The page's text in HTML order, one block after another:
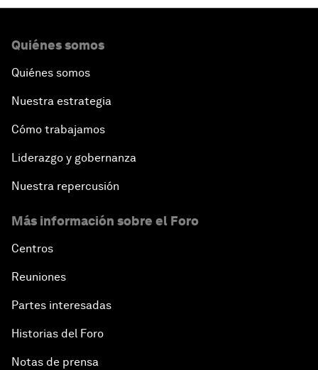
Quiénes somos
Quiénes somos
Nuestra estrategia
Cómo trabajamos
Liderazgo y gobernanza
Nuestra repercusión
Más información sobre el Foro
Centros
Reuniones
Partes interesadas
Historias del Foro
Notas de prensa